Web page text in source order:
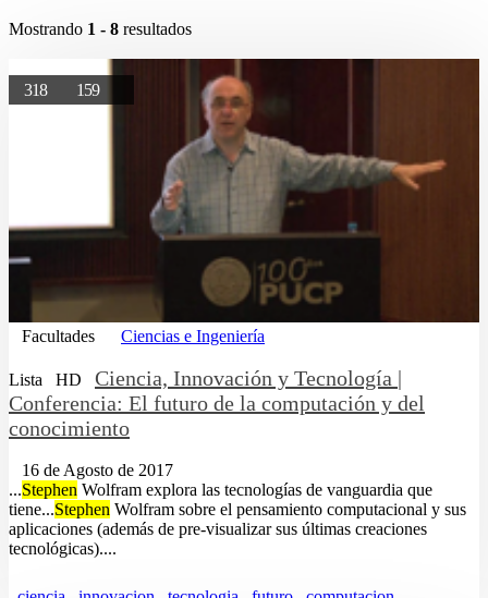
Mostrando 1 - 8 resultados
318 159
Facultades Ciencias e Ingeniería
Lista HD
Ciencia, Innovación y Tecnología |
Conferencia: El futuro de la computación y del
conocimiento
16 de Agosto de 2017
...Stephen Wolfram explora las tecnologías de vanguardia que
tiene...Stephen Wolfram sobre el pensamiento computacional y sus
aplicaciones (además de pre-visualizar sus últimas creaciones
tecnológicas)....